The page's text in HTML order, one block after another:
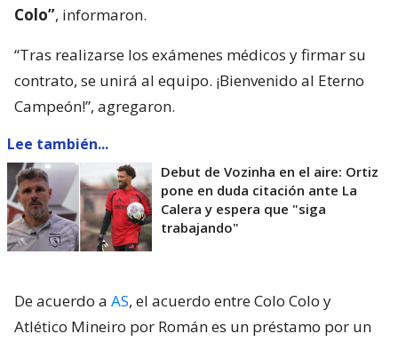
Colo”, informaron.
“Tras realizarse los exámenes médicos y firmar su
contrato, se unirá al equipo. ¡Bienvenido al Eterno
Campeón!”, agregaron.
Lee también...
Debut de Vozinha en el aire: Ortiz
pone en duda citación ante La
Calera y espera que "siga
trabajando"
De acuerdo a AS, el acuerdo entre Colo Colo y
Atlético Mineiro por Román es un préstamo por un